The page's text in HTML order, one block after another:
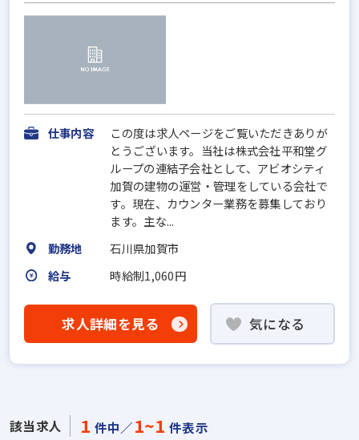
仕事内容
この度は求人ページをご覧いただきありが
とうございます。当社は株式会社平和堂グ
ループの連結子会社として、アビオシティ
加賀の建物の運営・管理をしている会社で
す。現在、カウンター業務を募集しており
ます。主な...
勤務地
石川県加賀市
給与
時給制1,060円
求人詳細を見る 気になる
該当求人 1 件中／1~1 件表示